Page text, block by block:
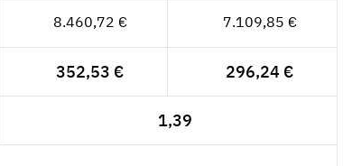
8.460,72 € 7.109,85 €
352,53 € 296,24 €
1,39